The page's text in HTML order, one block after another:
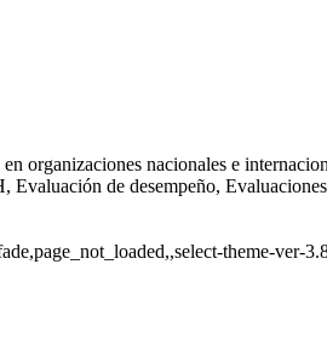
organizaciones nacionales e
de desempeño,
theme-ver-